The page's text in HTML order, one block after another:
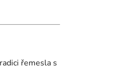
řemesla s